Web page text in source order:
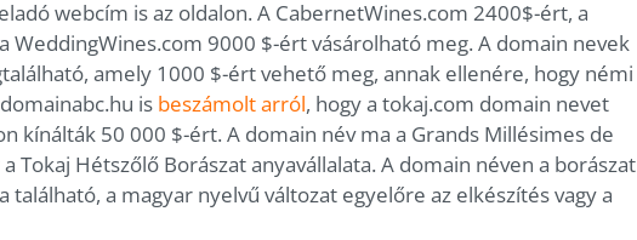
webcím is az oldalon. A CabernetWines.com 2400$-ért, a
WeddingWines.com 9000 $-ért vásárolható meg. A domain nevek
amely 1000 $-ért vehető meg, annak ellenére, hogy némi
is beszámolt arról, hogy a tokaj.com domain nevet
kínálták 50 000 $-ért. A domain név ma a Grands Millésimes de
Tokaj Hétszőlő Borászat anyavállalata. A domain néven a borászat
található, a magyar nyelvű változat egyelőre az elkészítés vagy a